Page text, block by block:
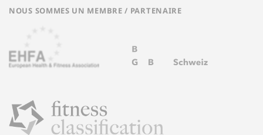
NOUS SOMMES UN MEMBRE / PARTENAIRE